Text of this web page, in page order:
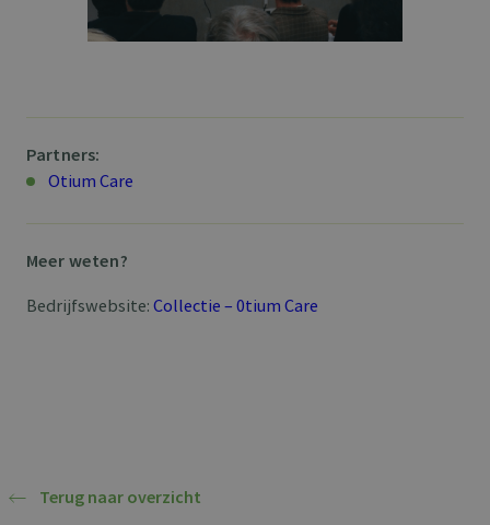
Partners:
Otium Care
Meer weten?
Bedrijfswebsite: Collectie – 0tium Care
Terug naar overzicht